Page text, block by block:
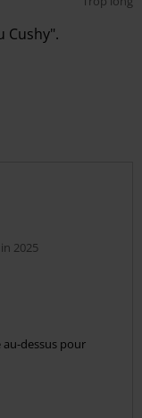
Cushy".
2025
dessus pour